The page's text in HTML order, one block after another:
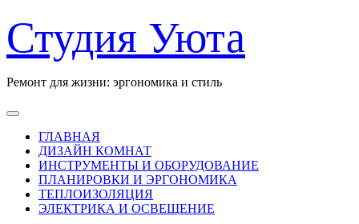
к
содержанию
Студия Уюта
Ремонт для жизни: эргономика и стиль
ГЛАВНАЯ
ДИЗАЙН КОМНАТ
ИНСТРУМЕНТЫ И ОБОРУДОВАНИЕ
ПЛАНИРОВКИ И ЭРГОНОМИКА
ТЕПЛОИЗОЛЯЦИЯ
ЭЛЕКТРИКА И ОСВЕЩЕНИЕ